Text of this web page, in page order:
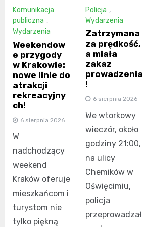
Komunikacja
publiczna ,
Wydarzenia
Weekendow
e przygody
w Krakowie:
nowe linie do
atrakcji
rekreacyjny
ch!
6 sierpnia 2026
W
nadchodzący
weekend
Kraków oferuje
mieszkańcom i
turystom nie
tylko piękną
Policja ,
Wydarzenia
Zatrzymana
za prędkość,
a miała
zakaz
prowadzenia
!
6 sierpnia 2026
We wtorkowy
wieczór, około
godziny 21:00,
na ulicy
Chemików w
Oświęcimiu,
policja
przeprowadzał